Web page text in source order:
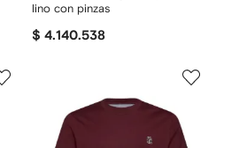
lino con pinzas
$ 4.140.538